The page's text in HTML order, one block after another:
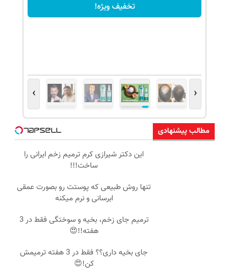
تخفیف ویژه!
‹
›
مطالب پیشنهادی
این دکتر شیرازی کرم ترمیم زخم ایرانی را
ساخت!!!
تنها روش طبیعی که پوستت رو بصورت عمقی
ابرسانی و نرم میکنه
ترمیم جای زخم، بخیه و سوختگی فقط در 3
هفته!!😍
جای بخیه داری؟؟ فقط در 3 هفته ترمیمش
کن!😍